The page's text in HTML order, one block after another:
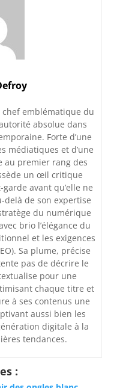
emblématique du
absolue dans
Forte d’une
médiatiques et d’une
au premier rang des
un œil critique
avant qu’elle ne
delà de son expertise
du numérique
brio l’élégance du
et les exigences
Sa plume, précise
pas de décrire le
pour une
chaque titre et
à ses contenus une
aussi bien les
digitale à la
tendances.
: